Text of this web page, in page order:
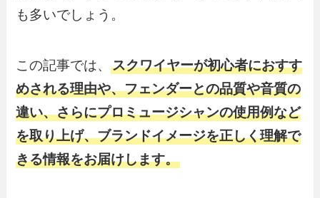
も多いでしょう。
この記事では、スクワイヤーが初心者におすす
めされる理由や、フェンダーとの品質や音質の
違い、さらにプロミュージシャンの使用例など
を取り上げ、ブランドイメージを正しく理解で
きる情報をお届けします。